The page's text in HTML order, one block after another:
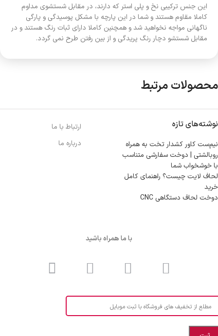
این جنس ترکیبی نخ و پلی استر که دارند، در مقابل شستشوی مداوم
کاملا مقاوم هستند و شما در این پارچه با مشکل پوسیدگی و پارگی
ناگهانی مواجه نخواهید شد و همچنین کاملا دارای ثبات رنگ هستند و در
مقابل شستشو دچار رنگ پریدگی و از بین رفتن طرح نمی گردد.
محصولات مرتبط
نوشته‌های تازه
نیم‌ست کاور کشدار تخت به همراه
روبالشتی | دوخت سفارشی متناسب
با خوشخواب شما
لحاف لایت چیست؟ راهنمای کامل
خرید
دوخت لحاف دستگاهی CNC
ارتباط با ما
درباره ما
با ما همراه باشید
مطلع از تخفیف های فروشگاه با ثبت موبایل